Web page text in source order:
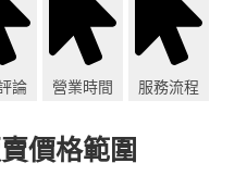
論 營業時間 服務流程
價格範圍